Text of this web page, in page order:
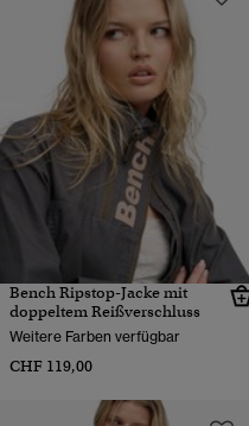
Bench Ripstop-Jacke mit
doppeltem Reißverschluss
Weitere Farben verfügbar
CHF 119,00